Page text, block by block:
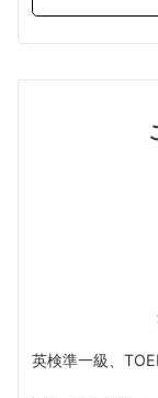
英検準一級、